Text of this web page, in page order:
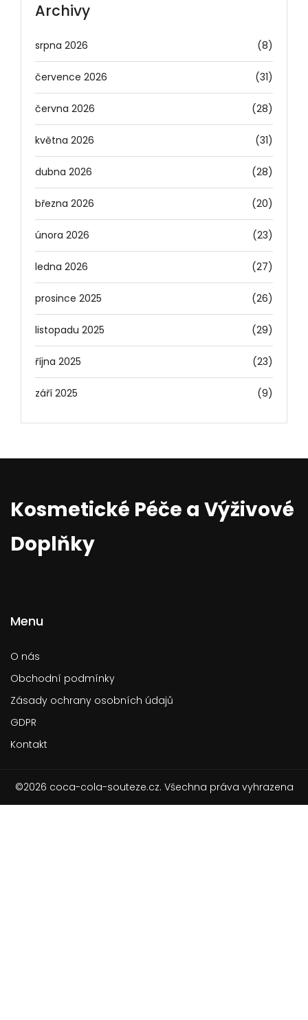
Archivy
srpna 2026 (8)
července 2026 (31)
června 2026 (28)
května 2026 (31)
dubna 2026 (28)
března 2026 (20)
února 2026 (23)
ledna 2026 (27)
prosince 2025 (26)
listopadu 2025 (29)
října 2025 (23)
září 2025 (9)
Kosmetické Péče a Výživové
Doplňky
Menu
O nás
Obchodní podmínky
Zásady ochrany osobních údajů
GDPR
Kontakt
©2026 coca-cola-souteze.cz. Všechna práva vyhrazena